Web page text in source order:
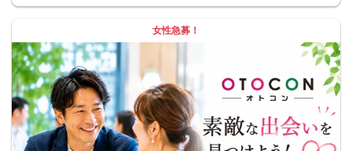
女性急募！